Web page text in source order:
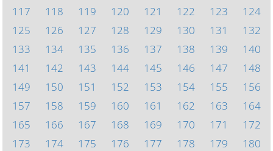
117
118 119 120 121 122 123
124
125
126 127 128 129 130 131
132
133
134 135 136 137 138 139
140
141
142 143 144 145 146 147
148
149
150 151 152 153 154 155
156
157
158 159 160 161 162 163
164
165
166 167 168 169 170 171
172
173
174 175 176 177 178 179
180